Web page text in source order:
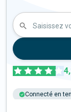
Saisissez
Connecté en